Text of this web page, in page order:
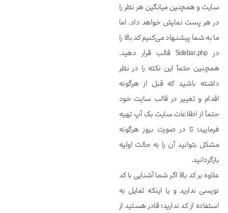
سایت و همچنین میانگین هر نظر را
در هر پست نمایش خواهد داد. اما
ما به شما پیشنهاد می‌کنیم کد بالا را
در Sidebar.php قالب قرار دهید.
همچنین حتماً این نکته را در نظر
داشته باشید که قبل از هرگونه
اقدام و تغییر در قالب سایت خود
حتماً از اطلاعات سایت بک آپ تهیه
فرمایید؛ تا در صورت بروز هرگونه
مشکل بتوانید آن را به حالت اولیه
بازگردانید.
علاوه بر کد بالا اگر شما آشنایی با کد
نویسی ندارید و یا اینکه تمایل به
استفاده از کد ندارید؛ قادر هستید از